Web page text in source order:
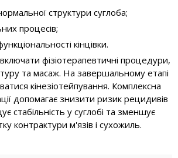
структури суглоба;
процесів;
кінцівки.
фізіотерапевтичні процедури,
та масаж. На завершальному етапі
кінезіотейпування. Комплексна
допомагає знизити ризик рецидивів
стабільність у суглобі та зменшує
контрактури м'язів і сухожиль.